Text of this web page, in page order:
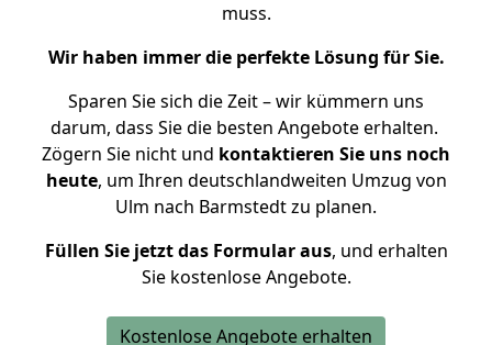
muss.
Wir haben immer die perfekte Lösung für Sie.
Sparen Sie sich die Zeit – wir kümmern uns
darum, dass Sie die besten Angebote erhalten.
Zögern Sie nicht und kontaktieren Sie uns noch
heute, um Ihren deutschlandweiten Umzug von
Ulm nach Barmstedt zu planen.
Füllen Sie jetzt das Formular aus, und erhalten
Sie kostenlose Angebote.
Kostenlose Angebote erhalten